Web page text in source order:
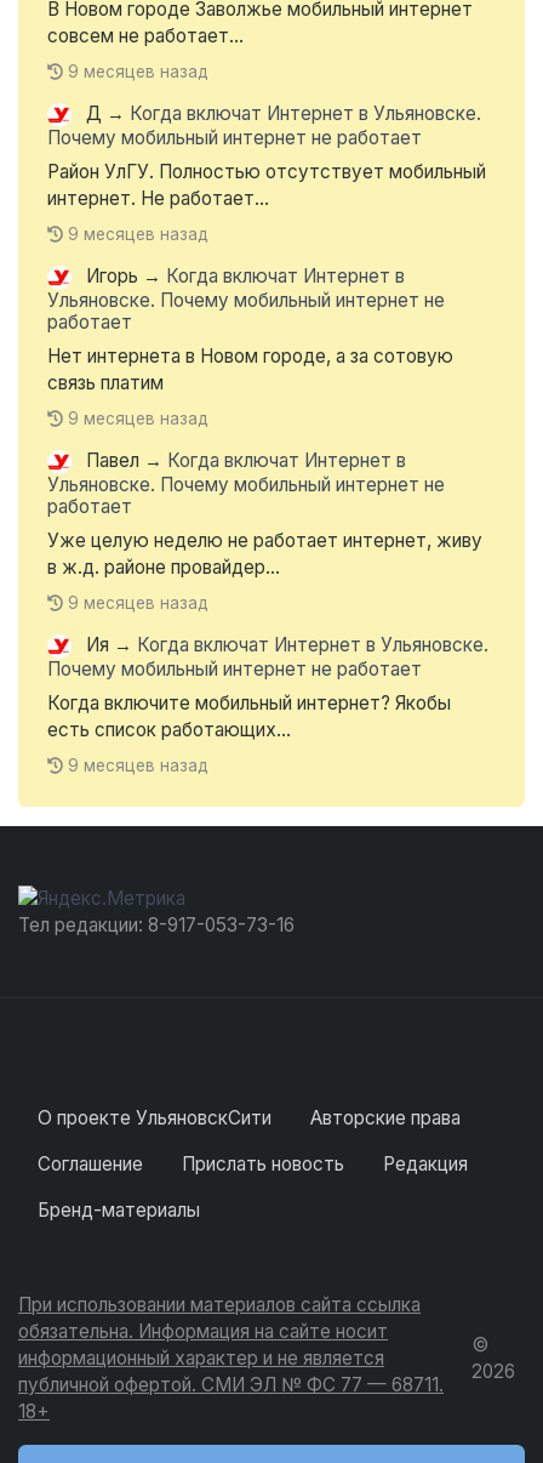
В Новом городе Заволжье мобильный интернет
совсем не работает...
9 месяцев назад
Д → Когда включат Интернет в Ульяновске.
Почему мобильный интернет не работает
Район УлГУ. Полностью отсутствует мобильный
интернет. Не работает...
9 месяцев назад
Игорь → Когда включат Интернет в
Ульяновске. Почему мобильный интернет не
работает
Нет интернета в Новом городе, а за сотовую
связь платим
9 месяцев назад
Павел → Когда включат Интернет в
Ульяновске. Почему мобильный интернет не
работает
Уже целую неделю не работает интернет, живу
в ж.д. районе провайдер...
9 месяцев назад
Ия → Когда включат Интернет в Ульяновске.
Почему мобильный интернет не работает
Когда включите мобильный интернет? Якобы
есть список работающих...
9 месяцев назад
Тел редакции: 8-917-053-73-16
О проекте УльяновскСити
Авторские права
Соглашение
Прислать новость
Редакция
Бренд-материалы
При использовании материалов сайта ссылка
обязательна. Информация на сайте носит
информационный характер и не является
публичной офертой. СМИ ЭЛ № ФС 77 — 68711.
18+
©
2026